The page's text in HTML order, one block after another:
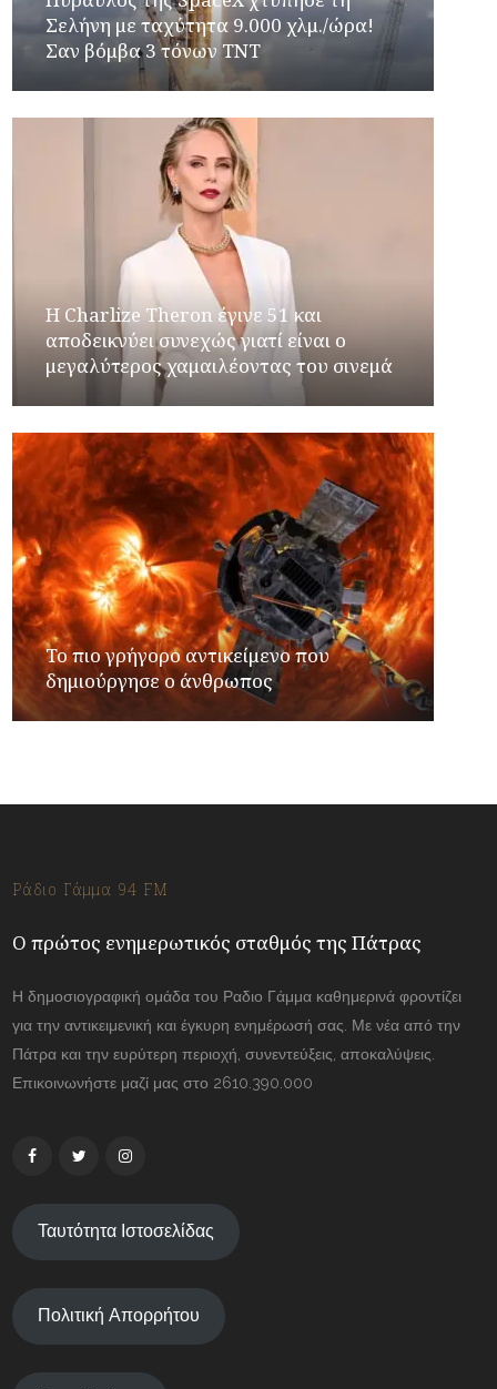
Σελήνη με ταχύτητα 9.000 χλμ./ώρα!
Σαν βόμβα 3 τόνων TNT
Η Charlize Theron έγινε 51 και
αποδεικνύει συνεχώς γιατί είναι ο
μεγαλύτερος χαμαιλέοντας του σινεμά
Το πιο γρήγορο αντικείμενο που
δημιούργησε ο άνθρωπος
Ράδιο Γάμμα 94 FM
Ο πρώτος ενημερωτικός σταθμός της Πάτρας
Η δημοσιογραφική ομάδα του Ραδιο Γάμμα καθημερινά φροντίζει
για την αντικειμενική και έγκυρη ενημέρωσή σας. Με νέα από την
Πάτρα και την ευρύτερη περιοχή, συνεντεύξεις, αποκαλύψεις.
Επικοινωνήστε μαζί μας στο 2610.390.000
Ταυτότητα Ιστοσελίδας
Πολιτική Απορρήτου